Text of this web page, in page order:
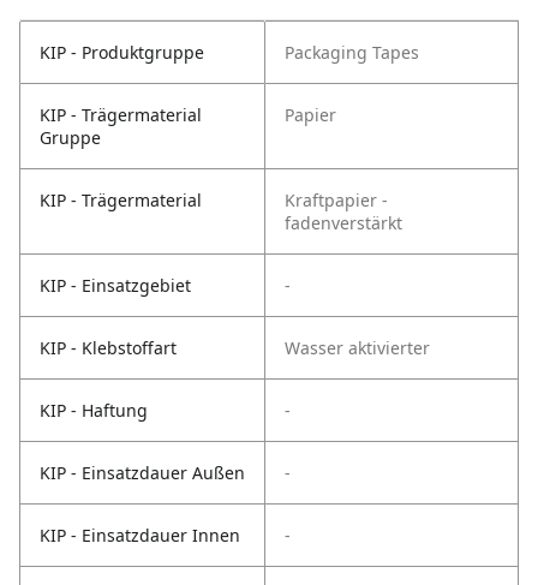
KIP - Produktgruppe Packaging Tapes
KIP - Trägermaterial
Gruppe
Papier
KIP - Trägermaterial
Kraftpapier -
fadenverstärkt
KIP - Einsatzgebiet -
KIP - Klebstoffart Wasser aktivierter
KIP - Haftung -
KIP - Einsatzdauer Außen -
KIP - Einsatzdauer Innen -